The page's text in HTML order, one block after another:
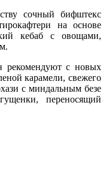
сочный бифштекс
на основе
кебаб с овощами,
рекомендуют с новых
карамели, свежего
с миндальным безе
переносящий